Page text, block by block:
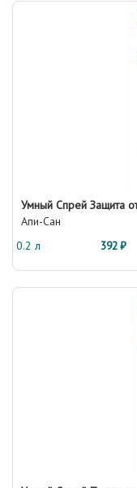
Умный Спрей Защита
Апи-Сан
0.2 л
392 ₽